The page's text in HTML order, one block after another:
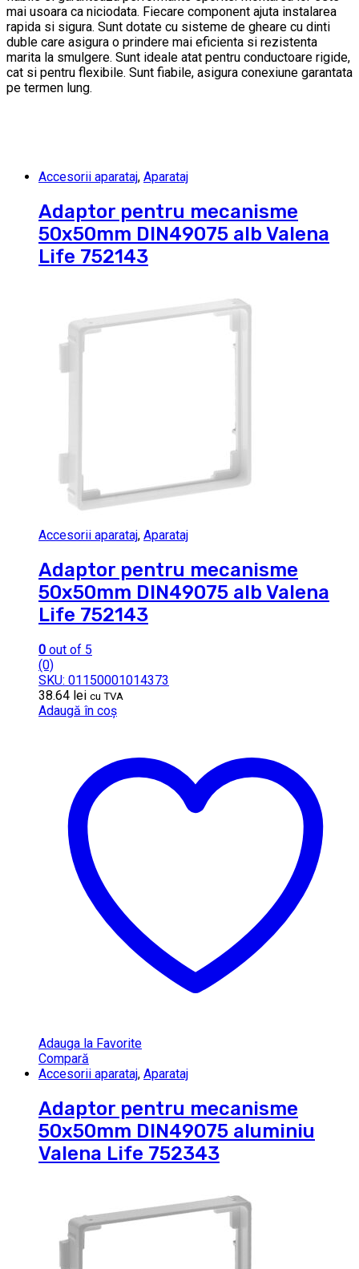
mai usoara ca niciodata. Fiecare component ajuta instalarea
rapida si sigura. Sunt dotate cu sisteme de gheare cu dinti
duble care asigura o prindere mai eficienta si rezistenta
marita la smulgere. Sunt ideale atat pentru conductoare rigide,
cat si pentru flexibile. Sunt fiabile, asigura conexiune garantata
pe termen lung.
Accesorii aparataj, Aparataj
Adaptor pentru mecanisme
50x50mm DIN49075 alb Valena
Life 752143
Accesorii aparataj, Aparataj
Adaptor pentru mecanisme
50x50mm DIN49075 alb Valena
Life 752143
0 out of 5
(0)
SKU: 01150001014373
38.64 lei cu TVA
Adaugă în coș
Adauga la Favorite
Compară
Accesorii aparataj, Aparataj
Adaptor pentru mecanisme
50x50mm DIN49075 aluminiu
Valena Life 752343